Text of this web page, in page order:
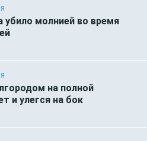
молнией во время
на полной
и улегся на бок